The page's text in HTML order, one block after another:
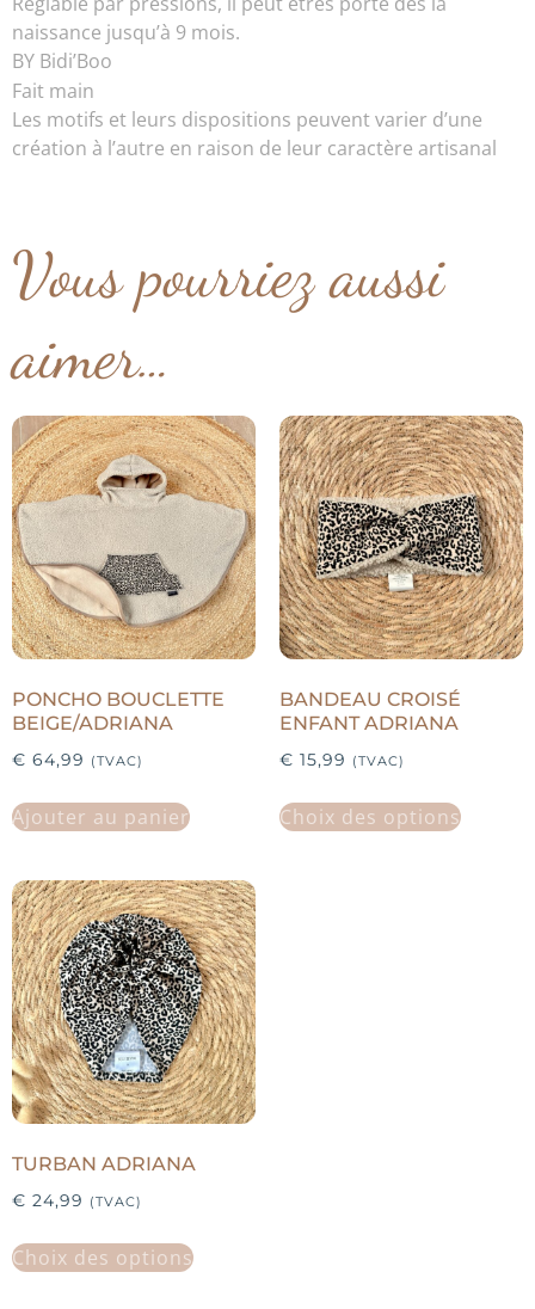
naissance jusqu’à 9 mois.
BY Bidi’Boo
Fait main
Les motifs et leurs dispositions peuvent varier d’une
création à l’autre en raison de leur caractère artisanal
Vous pourriez aussi
aimer…
PONCHO BOUCLETTE
BEIGE/ADRIANA
€ 64,99 (TVAC)
Ajouter au panier
BANDEAU CROISÉ
ENFANT ADRIANA
€ 15,99 (TVAC)
Choix des options
TURBAN ADRIANA
€ 24,99 (TVAC)
Choix des options